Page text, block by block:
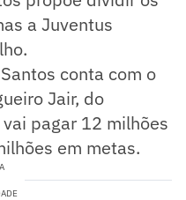
a Juventus
conta com o
Jair, do
pagar 12 milhões
em metas.